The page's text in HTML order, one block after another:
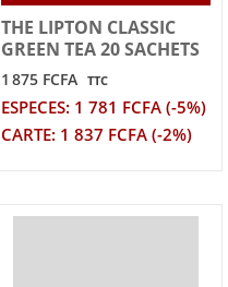
THE LIPTON CLASSIC
GREEN TEA 20 SACHETS
1 875 FCFA TTC
ESPECES: 1 781 FCFA (-5%)
CARTE: 1 837 FCFA (-2%)